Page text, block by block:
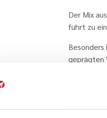
Der Mix
führt zu
Besonders
geprägten
Bei aller